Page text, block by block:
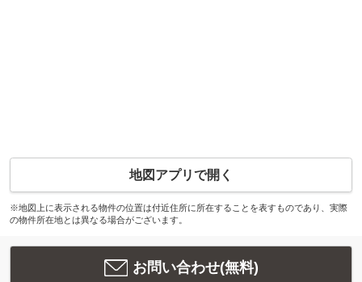
地図アプリで開く
※地図上に表示される物件の位置は付近住所に所在することを表すものであり、実際
の物件所在地とは異なる場合がございます。
お問い合わせ(無料)